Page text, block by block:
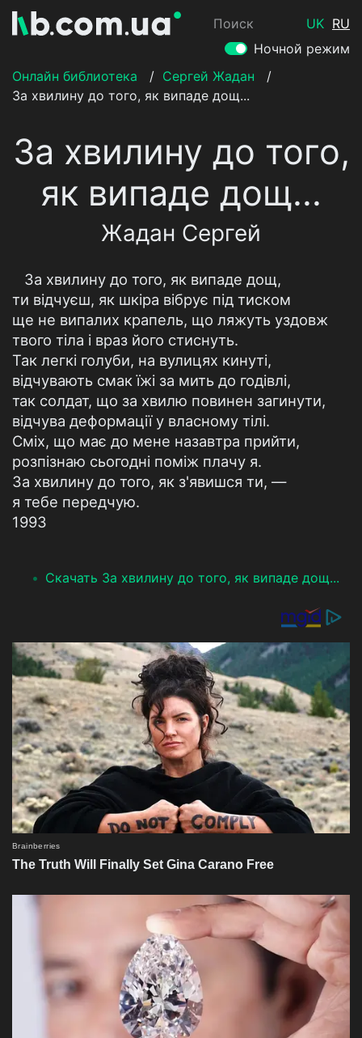
Поиск UK RU
Ночной режим
Онлайн библиотека
/ Сергей Жадан
/
За хвилину до того, як випаде дощ...
За хвилину до того,
як випаде дощ...
Жадан Сергей
За хвилину до того, як випаде дощ,
ти відчуєш, як шкіра вібрує під тиском
ще не випалих крапель, що ляжуть уздовж
твого тіла і враз його стиснуть.
Так легкі голуби, на вулицях кинуті,
відчувають смак їжі за мить до годівлі,
так солдат, що за хвилю повинен загинути,
відчува деформації у власному тілі.
Сміх, що має до мене назавтра прийти,
розпізнаю сьогодні поміж плачу я.
За хвилину до того, як з'явишся ти, —
я тебе передчую.
1993
Скачать За хвилину до того, як випаде дощ...